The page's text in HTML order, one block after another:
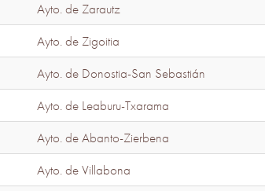
Ayto. de Zarautz
Ayto. de Zigoitia
Ayto. de Donostia-San Sebastián
Ayto. de Leaburu-Txarama
Ayto. de Abanto-Zierbena
Ayto. de Villabona